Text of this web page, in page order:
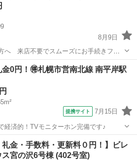
8月9日
へ 来店不要でスムーズにお手続きフリ
越サポートあり！敷金・礼金・更新料・
や審査の結果、敷金をお預かりする場合
歩61...
アパート
0円！🉐札幌市営南北線 南平岸駅
提携サイト 7月15日
済的！TVモニターホン完備です♪
駅 マンション
礼金・手数料・更新料０円！】ビレ
ス宮の沢6号棟 (402号室)